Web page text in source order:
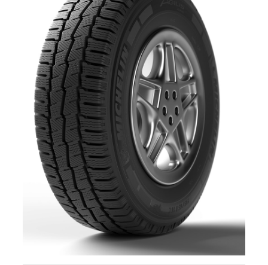
PILOT SPORT 4 SUV